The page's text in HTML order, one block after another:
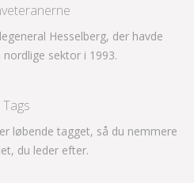
Hesselberg, der havde
sektor i 1993.
Tags
løbende tagget, så du nemmere
du leder efter.